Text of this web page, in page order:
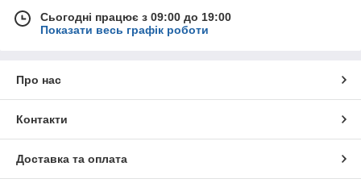
Тепло передається воді, що циркулює через
комфортні умови для плавання.
Електронагрівачі можуть бути оснащені термостатом для
регулювання температури та автоматичного увімкнення або
Переваги електронагрівачів
Електронагрівачі мають ряд переваг, які роблять їх
Сьогодні працює з 09:00 до 19:00
Показати весь графік роботи
Про нас
Контакти
Доставка та оплата